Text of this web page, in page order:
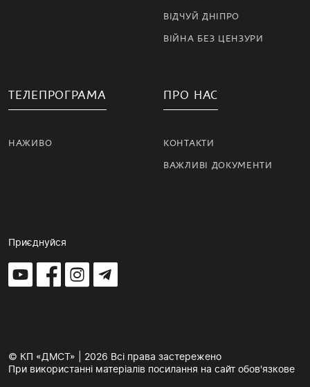
ВІДЧУЙ ДНІПРО
ВІЙНА БЕЗ ЦЕНЗУРИ
ТЕЛЕПРОГРАМА
НАЖИВО
ПРО НАС
КОНТАКТИ
ВАЖЛИВІ ДОКУМЕНТИ
Приєднуйся
© КП «ДМСТ» | 2026 Всі права застережено
При використанні матеріалів посилання на сайт обов'язкове